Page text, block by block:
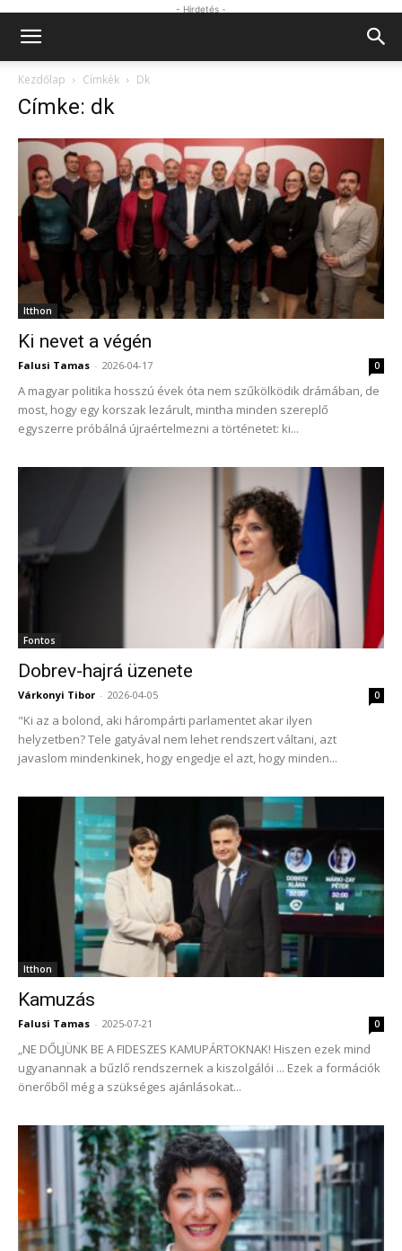
- Hirdetés -
Kezdőlap Címkék Dk
Címke: dk
Itthon
Ki nevet a végén
Falusi Tamas - 2026-04-17 0
A magyar politika hosszú évek óta nem szűkölködik drámában, de
most, hogy egy korszak lezárult, mintha minden szereplő
egyszerre próbálná újraértelmezni a történetet: ki...
Fontos
Dobrev-hajrá üzenete
Várkonyi Tibor - 2026-04-05 0
"Ki az a bolond, aki hárompárti parlamentet akar ilyen
helyzetben? Tele gatyával nem lehet rendszert váltani, azt
javaslom mindenkinek, hogy engedje el azt, hogy minden...
Itthon
Kamuzás
Falusi Tamas - 2025-07-21 0
„NE DŐLJÜNK BE A FIDESZES KAMUPÁRTOKNAK! Hiszen ezek mind
ugyanannak a bűzlő rendszernek a kiszolgálói ... Ezek a formációk
önerőből még a szükséges ajánlásokat...